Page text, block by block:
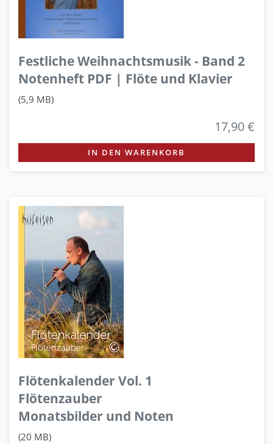
Festliche Weihnachtsmusik - Band 2
Notenheft PDF | Flöte und Klavier
(5,9 MB)
17,90 €
IN DEN WARENKORB
Flötenkalender Vol. 1
Flötenzauber
Monatsbilder und Noten
(20 MB)